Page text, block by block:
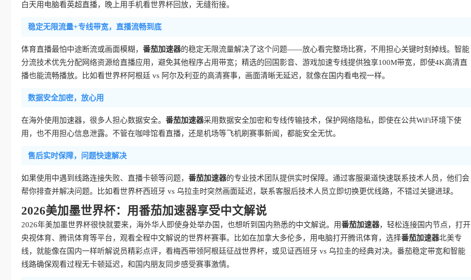
白天用电脑看英超直播，晚上用手机看世界杯回放，无缝衔接。
稳定无限流量+专线带宽，直播流畅到底
体育直播最怕中途断流或画面模糊， 番茄加速器的稳定无限流量解决了这个问题——放心看完整场比赛，不用担心关键时刻掉线。智能
分流技术优先分配网络资源给直播应用，避免其他程序占用带宽；精选的回国影音、游戏加速专线提供独享100M带宽，即使4K高清直
播也能流畅播放。比如看世界杯阿根廷 vs 阿尔及利亚的高清赛事，画面清晰无延迟，就像在国内看电视一样。
数据安全加密，放心用
在海外使用加速器，很多人担心数据安全。 番茄加速器采用数据安全加密和专线传输技术，保护网络隐私，即使在公共WiFi环境下使
用，也不用担心信息泄露。不管在咖啡馆看直播，还是机场等飞机刷赛事新闻，都能安全无忧。
售后实时保障，问题快速解决
如果使用中遇到线路连接失败、直播卡顿等问题， 番茄加速器的专业技术团队提供实时保障。通过客服渠道快速联系技术人员，他们会
帮你排查并解决问题。比如看世界杯西班牙 vs 乌拉圭时突然画面延迟，联系客服后技术人员立即切换更优线路，不错过关键进球。
2026美加墨世界杯：用番茄加速器享受中文解说
2026年美加墨世界杯很快就要来，海外华人即使身处举办国，也想听到国内熟悉的中文解说。用番茄加速器，轻松连接国内节点，打开
央视体育、腾讯体育等平台，观看全程中文解说的世界杯赛事。比如在加拿大多伦多，用电脑打开腾讯体育，选择番茄加速器北美专
线，就能像在国内一样听解说员精彩点评，看梅西带领阿根廷征战世界杯，或见证西班牙 vs 乌拉圭的经典对决。番茄稳定带宽和智能
线路确保观看过程无卡顿延迟，和国内朋友同步感受赛事激情。